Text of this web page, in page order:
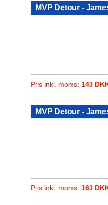
MVP Detour -
Pris inkl. moms: 140
MVP Detour -
Pris inkl. moms: 160